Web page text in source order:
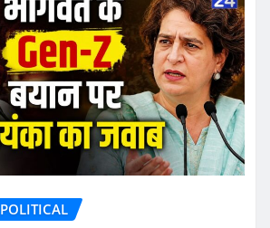
POLITICAL